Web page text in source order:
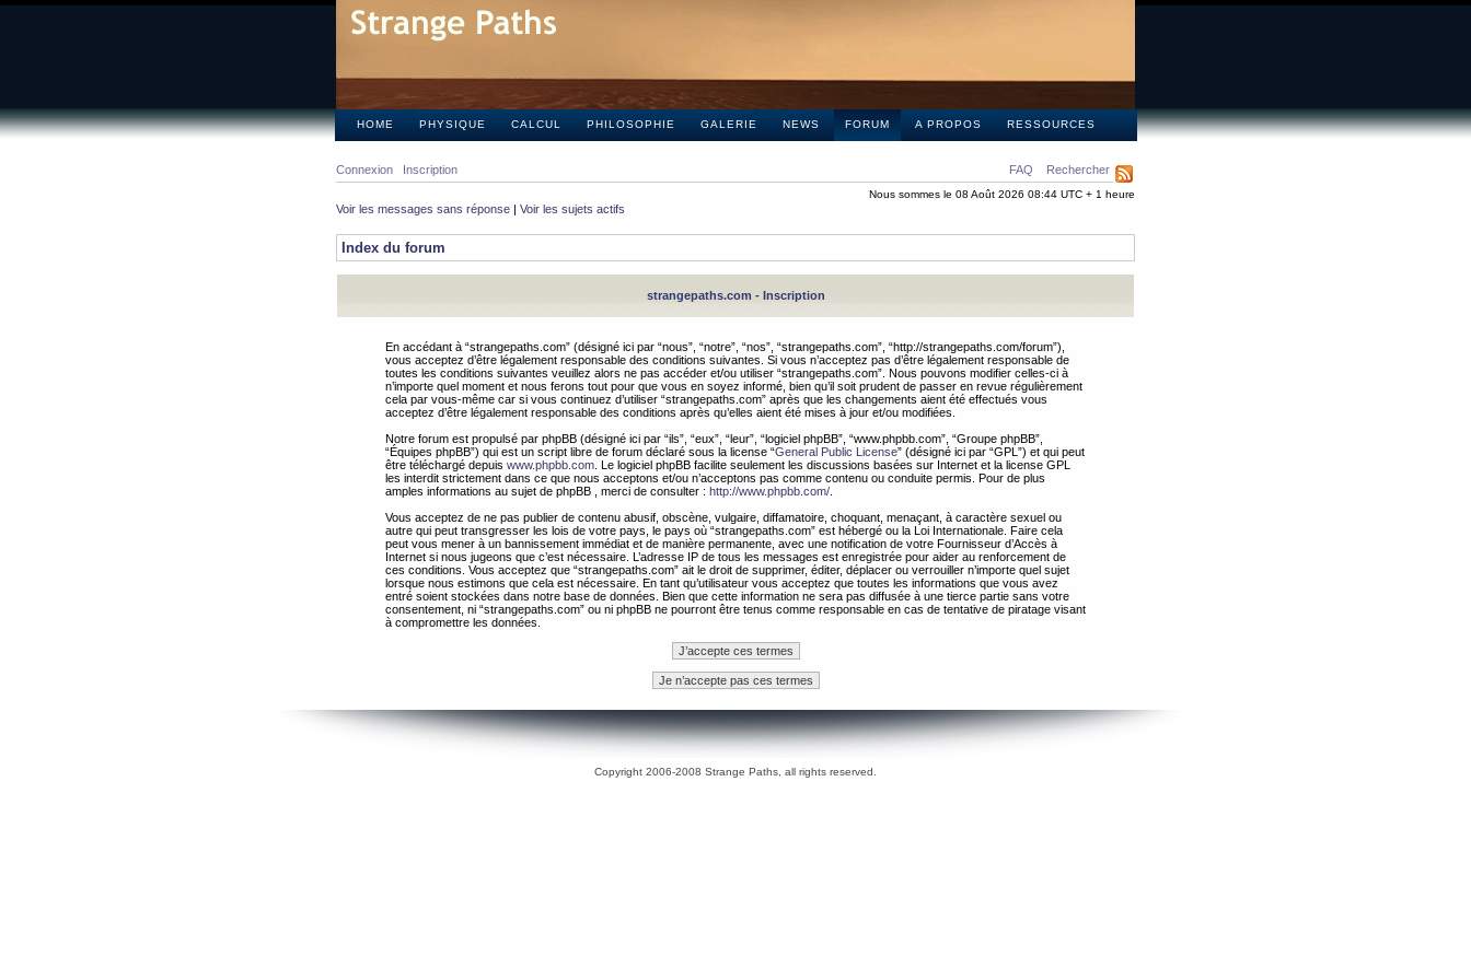
HOME PHYSIQUE CALCUL PHILOSOPHIE GALERIE NEWS FORUM A PROPOS RESSOURCES
FAQ Rechercher
Connexion Inscription
Nous sommes le 08 Août 2026 08:44 UTC + 1 heure
Voir les messages sans réponse | Voir les sujets actifs
Index du forum
strangepaths.com - Inscription
En accédant à “strangepaths.com” (désigné ici par “nous”, “notre”, “nos”, “strangepaths.com”, “http://strangepaths.com/forum”),
vous acceptez d’être légalement responsable des conditions suivantes. Si vous n’acceptez pas d’être légalement responsable de
toutes les conditions suivantes veuillez alors ne pas accéder et/ou utiliser “strangepaths.com”. Nous pouvons modifier celles-ci à
n’importe quel moment et nous ferons tout pour que vous en soyez informé, bien qu’il soit prudent de passer en revue régulièrement
cela par vous-même car si vous continuez d’utiliser “strangepaths.com” après que les changements aient été effectués vous
acceptez d’être légalement responsable des conditions après qu’elles aient été mises à jour et/ou modifiées.
Notre forum est propulsé par phpBB (désigné ici par “ils”, “eux”, “leur”, “logiciel phpBB”, “www.phpbb.com”, “Groupe phpBB”,
“Équipes phpBB”) qui est un script libre de forum déclaré sous la license “General Public License” (désigné ici par “GPL”) et qui peut
être téléchargé depuis www.phpbb.com . Le logiciel phpBB facilite seulement les discussions basées sur Internet et la license GPL
les interdit strictement dans ce que nous acceptons et/ou n’acceptons pas comme contenu ou conduite permis. Pour de plus
amples informations au sujet de phpBB , merci de consulter : http://www.phpbb.com/
Vous acceptez de ne pas publier de contenu abusif, obscène, vulgaire, diffamatoire, choquant, menaçant, à caractère sexuel ou
autre qui peut transgresser les lois de votre pays, le pays où “strangepaths.com” est hébergé ou la Loi Internationale. Faire cela
peut vous mener à un bannissement immédiat et de manière permanente, avec une notification de votre Fournisseur d’Accès à
Internet si nous jugeons que c’est nécessaire. L’adresse IP de tous les messages est enregistrée pour aider au renforcement de
ces conditions. Vous acceptez que “strangepaths.com” ait le droit de supprimer, éditer, déplacer ou verrouiller n’importe quel sujet
lorsque nous estimons que cela est nécessaire. En tant qu’utilisateur vous acceptez que toutes les informations que vous avez
entré soient stockées dans notre base de données. Bien que cette information ne sera pas diffusée à une tierce partie sans votre
consentement, ni “strangepaths.com” ou ni phpBB ne pourront être tenus comme responsable en cas de tentative de piratage visant
à compromettre les données.
Copyright 2006-2008 Strange Paths, all rights reserved.